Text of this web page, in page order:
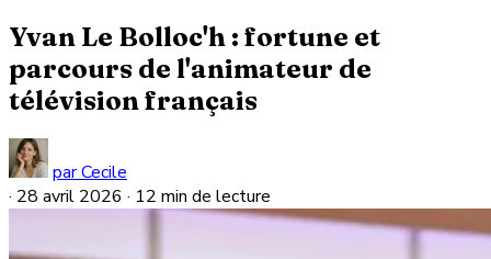
Yvan Le Bolloc'h : fortune et
parcours de l'animateur de
télévision français
par Cecile
· 28 avril 2026 · 12 min de lecture